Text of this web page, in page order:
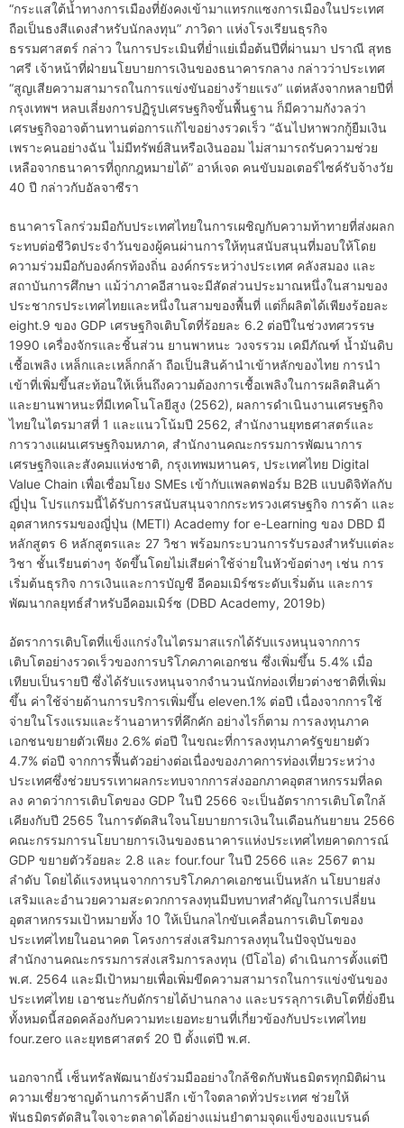
“กระแสใต้น้ำทางการเมืองที่ยังคงเข้ามาแทรกแซงการเมืองในประเทศ
ถือเป็นธงสีแดงสำหรับนักลงทุน” ภาวิดา แห่งโรงเรียนธุรกิจ
ธรรมศาสตร์ กล่าว ในการประเมินที่ย่ำแย่เมื่อต้นปีที่ผ่านมา ปราณี สุทธ
าศรี เจ้าหน้าที่ฝ่ายนโยบายการเงินของธนาคารกลาง กล่าวว่าประเทศ
“สูญเสียความสามารถในการแข่งขันอย่างร้ายแรง” แต่หลังจากหลายปีที่
กรุงเทพฯ หลบเลี่ยงการปฏิรูปเศรษฐกิจขั้นพื้นฐาน ก็มีความกังวลว่า
เศรษฐกิจอาจต้านทานต่อการแก้ไขอย่างรวดเร็ว “ฉันไปหาพวกกู้ยืมเงิน
เพราะคนอย่างฉัน ไม่มีทรัพย์สินหรือเงินออม ไม่สามารถรับความช่วย
เหลือจากธนาคารที่ถูกกฎหมายได้” อาห์เจด คนขับมอเตอร์ไซค์รับจ้างวัย
40 ปี กล่าวกับอัลจาซีรา
ธนาคารโลกร่วมมือกับประเทศไทยในการเผชิญกับความท้าทายที่ส่งผลก
ระทบต่อชีวิตประจำวันของผู้คนผ่านการให้ทุนสนับสนุนที่มอบให้โดย
ความร่วมมือกับองค์กรท้องถิ่น องค์กรระหว่างประเทศ คลังสมอง และ
สถาบันการศึกษา แม้ว่าภาคอีสานจะมีสัดส่วนประมาณหนึ่งในสามของ
ประชากรประเทศไทยและหนึ่งในสามของพื้นที่ แต่ก็ผลิตได้เพียงร้อยละ
eight.9 ของ GDP เศรษฐกิจเติบโตที่ร้อยละ 6.2 ต่อปีในช่วงทศวรรษ
1990 เครื่องจักรและชิ้นส่วน ยานพาหนะ วงจรรวม เคมีภัณฑ์ น้ำมันดิบ
เชื้อเพลิง เหล็กและเหล็กกล้า ถือเป็นสินค้านำเข้าหลักของไทย การนำ
เข้าที่เพิ่มขึ้นสะท้อนให้เห็นถึงความต้องการเชื้อเพลิงในการผลิตสินค้า
และยานพาหนะที่มีเทคโนโลยีสูง (2562), ผลการดำเนินงานเศรษฐกิจ
ไทยในไตรมาสที่ 1 และแนวโน้มปี 2562, สำนักงานยุทธศาสตร์และ
การวางแผนเศรษฐกิจมหภาค, สำนักงานคณะกรรมการพัฒนาการ
เศรษฐกิจและสังคมแห่งชาติ, กรุงเทพมหานคร, ประเทศไทย Digital
Value Chain เพื่อเชื่อมโยง SMEs เข้ากับแพลตฟอร์ม B2B แบบดิจิทัลกับ
ญี่ปุ่น โปรแกรมนี้ได้รับการสนับสนุนจากกระทรวงเศรษฐกิจ การค้า และ
อุตสาหกรรมของญี่ปุ่น (METI) Academy for e-Learning ของ DBD มี
หลักสูตร 6 หลักสูตรและ 27 วิชา พร้อมกระบวนการรับรองสำหรับแต่ละ
วิชา ชั้นเรียนต่างๆ จัดขึ้นโดยไม่เสียค่าใช้จ่ายในหัวข้อต่างๆ เช่น การ
เริ่มต้นธุรกิจ การเงินและการบัญชี อีคอมเมิร์ซระดับเริ่มต้น และการ
พัฒนากลยุทธ์สำหรับอีคอมเมิร์ซ (DBD Academy, 2019b)
อัตราการเติบโตที่แข็งแกร่งในไตรมาสแรกได้รับแรงหนุนจากการ
เติบโตอย่างรวดเร็วของการบริโภคภาคเอกชน ซึ่งเพิ่มขึ้น 5.4% เมื่อ
เทียบเป็นรายปี ซึ่งได้รับแรงหนุนจากจำนวนนักท่องเที่ยวต่างชาติที่เพิ่ม
ขึ้น ค่าใช้จ่ายด้านการบริการเพิ่มขึ้น eleven.1% ต่อปี เนื่องจากการใช้
จ่ายในโรงแรมและร้านอาหารที่คึกคัก อย่างไรก็ตาม การลงทุนภาค
เอกชนขยายตัวเพียง 2.6% ต่อปี ในขณะที่การลงทุนภาครัฐขยายตัว
4.7% ต่อปี จากการฟื้นตัวอย่างต่อเนื่องของภาคการท่องเที่ยวระหว่าง
ประเทศซึ่งช่วยบรรเทาผลกระทบจากการส่งออกภาคอุตสาหกรรมที่ลด
ลง คาดว่าการเติบโตของ GDP ในปี 2566 จะเป็นอัตราการเติบโตใกล้
เคียงกับปี 2565 ในการตัดสินใจนโยบายการเงินในเดือนกันยายน 2566
คณะกรรมการนโยบายการเงินของธนาคารแห่งประเทศไทยคาดการณ์
GDP ขยายตัวร้อยละ 2.8 และ four.four ในปี 2566 และ 2567 ตาม
ลำดับ โดยได้แรงหนุนจากการบริโภคภาคเอกชนเป็นหลัก นโยบายส่ง
เสริมและอำนวยความสะดวกการลงทุนมีบทบาทสำคัญในการเปลี่ยน
อุตสาหกรรมเป้าหมายทั้ง 10 ให้เป็นกลไกขับเคลื่อนการเติบโตของ
ประเทศไทยในอนาคต โครงการส่งเสริมการลงทุนในปัจจุบันของ
สำนักงานคณะกรรมการส่งเสริมการลงทุน (บีโอไอ) ดำเนินการตั้งแต่ปี
พ.ศ. 2564 และมีเป้าหมายเพื่อเพิ่มขีดความสามารถในการแข่งขันของ
ประเทศไทย เอาชนะกับดักรายได้ปานกลาง และบรรลุการเติบโตที่ยั่งยืน
ทั้งหมดนี้สอดคล้องกับความทะเยอทะยานที่เกี่ยวข้องกับประเทศไทย
four.zero และยุทธศาสตร์ 20 ปี ตั้งแต่ปี พ.ศ.
นอกจากนี้ เซ็นทรัลพัฒนายังร่วมมืออย่างใกล้ชิดกับพันธมิตรทุกมิติผ่าน
ความเชี่ยวชาญด้านการค้าปลีก เข้าใจตลาดทั่วประเทศ ช่วยให้
พันธมิตรตัดสินใจเจาะตลาดได้อย่างแม่นยำตามจุดแข็งของแบรนด์